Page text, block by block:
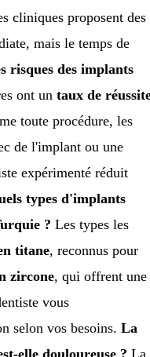
cliniques proposent des
mais le temps de
risques des implants
ont un taux de
toute procédure, les
de l'implant ou une
expérimenté réduit
types d'implants
? Les types les
titane, reconnus pour
zircone, qui offrent une
vous
selon vos besoins. La
elle douloureuse ? La